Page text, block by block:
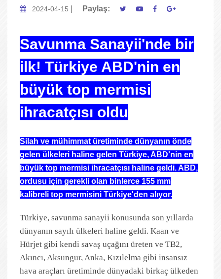
2024-04-15 Paylaş:
Savunma Sanayii'nde bir
ilk! Türkiye ABD'nin en
büyük top mermisi
ihracatçısı oldu
Silah ve mühimmat üretiminde dünyanın önde
gelen ülkeleri haline gelen Türkiye, ABD'nin en
büyük top mermisi ihracatçısı haline geldi. ABD,
ordusu için gerekli olan binlerce 155 mm
kalibreli top mermisini Türkiye'den alıyor.
Türkiye, savunma sanayii konusunda son yıllarda
dünyanın sayılı ülkeleri haline geldi. Kaan ve
Hürjet gibi kendi savaş uçağını üreten ve TB2,
Akıncı, Aksungur, Anka, Kızılelma gibi insansız
hava araçları üretiminde dünyadaki birkaç ülkeden